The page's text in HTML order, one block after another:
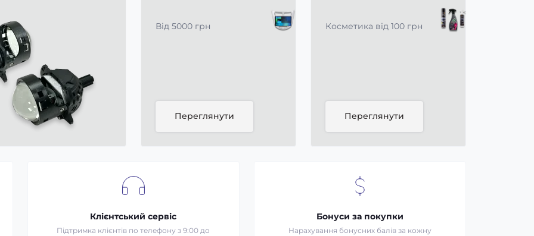
Від 5000 грн
Переглянути
Косметика від 100 грн
Переглянути
Клієнтський сервіс
Підтримка клієнтів по телефону з 9:00 до
Бонуси за покупки
Нарахування бонусних балів за кожну